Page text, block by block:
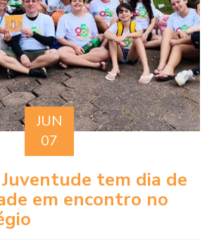
JUN
07
tem dia de
em encontro no